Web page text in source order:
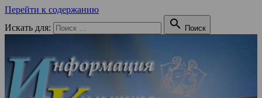
Перейти к содержанию
Искать для:
 Поиск